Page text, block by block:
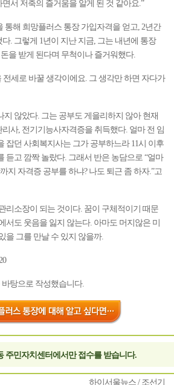
서 저축의 즐거움을 알게 된 것 같아요.”
통해 희망플러스 통장 가입자격을 얻고, 2년간
. 그렇게 1년이 지난 지금, 그는 내년에 통장
을 받게 된다며 무척이나 즐거워했다.
전세로 바꿀 생각이에요. 그 생각만 하면 자다가
지 않았다. 그는 공부도 게을리하지 않아 현재
사, 전기기능사자격증을 취득했다. 얼마 전 임
잡던 사회복지사는 그가 공부하느라 11시 이후
듣고 깜짝 놀랐다. 그래서 반은 농담으로 “얼마
지 자격증 공부를 하냐? 나도 퇴근 좀 하자.”고
리소장이 되는 것이다. 꿈이 구체적이기 때문
서도 웃음을 잃지 않는다. 아마도 머지않은 미
을 그를 만날 수 있지 않을까.
탕으로 작성했습니다.
주민자치센터에서만 접수를 받습니다.
하이서울뉴스 / 조선기